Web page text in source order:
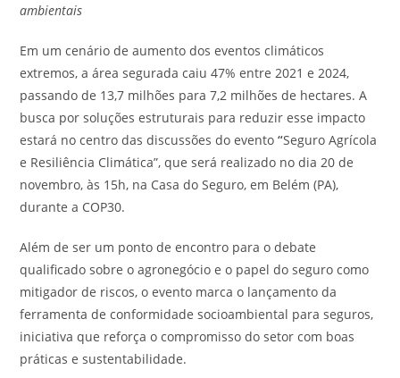
ambientais
Em um cenário de aumento dos eventos climáticos
extremos, a área segurada caiu 47% entre 2021 e 2024,
passando de 13,7 milhões para 7,2 milhões de hectares. A
busca por soluções estruturais para reduzir esse impacto
estará no centro das discussões do evento“Seguro Agrícola
e Resiliência Climática”, que será realizado no dia 20 de
novembro, às 15h, na Casa do Seguro, em Belém (PA),
durante a COP30.
Além de ser um ponto de encontro para o debate
qualificado sobre o agronegócio e o papel do seguro como
mitigador de riscos, o evento marca o lançamento da
ferramenta de conformidade socioambiental para seguros,
iniciativa que reforça o compromisso do setor com boas
práticas e sustentabilidade.